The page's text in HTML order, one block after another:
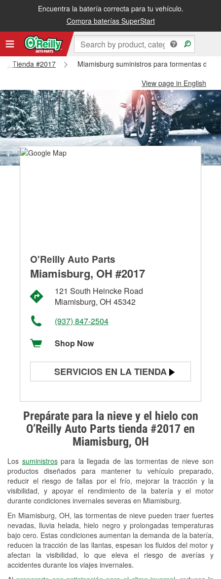
Encuentra la batería correcta para tu vehículo.
Compra baterías SuperStart
Tienda #2017
Miamisburg suministros para tormentas de
View page in English
Prepárate para la nieve y el hielo con
O’Reilly Auto Parts tienda #2017 en
Miamisburg, OH
Los suministrospara la llegada de las tormentas de nieve son
productos diseñados para mantener tu vehículo preparado,
reducir el riesgo de fallas por el frío, mejorar la tracción y la
visibilidad, y apoyar el rendimiento de la batería y el motor
durante condiciones invernales severas en Miamisburg.
En Miamisburg, OH, las tormentas de nieve pueden traer fuertes
nevadas, lluvia helada, hielo negro y prolongadas temperaturas
bajo cero. Estas condiciones aumentan la demanda de la batería,
reducen la tracción de las llantas, espesan los fluidos del motor y
afectan la visibilidad, lo que eleva el riesgo de averías y
accidentes durante los viajes invernales.
O'Reilly Auto Parts
Miamisburg, OH #2017
121 South Heincke Road
Miamisburg, OH 45342
(937) 847-2504
Shop Now
SERVICIOS EN LA TIENDA
Prueba de alternadores y
arrancadores
Revisión de la luz "Check Engine"
Reciclaje de baterías y aceite
Instalación de bombillas de faros
Instalación de limpiaparabrisas
Programa de Préstamo de
Herramientas
Rectificación de tambores y discos de
freno